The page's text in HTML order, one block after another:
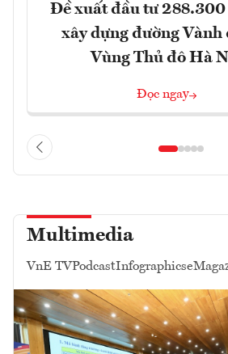
Đề xuất đầu tư 288.300
xây dựng đường Vành
Vùng Thủ đô Hà
Đọc ngay
Multimedia
VnE TVPodcastInfographics